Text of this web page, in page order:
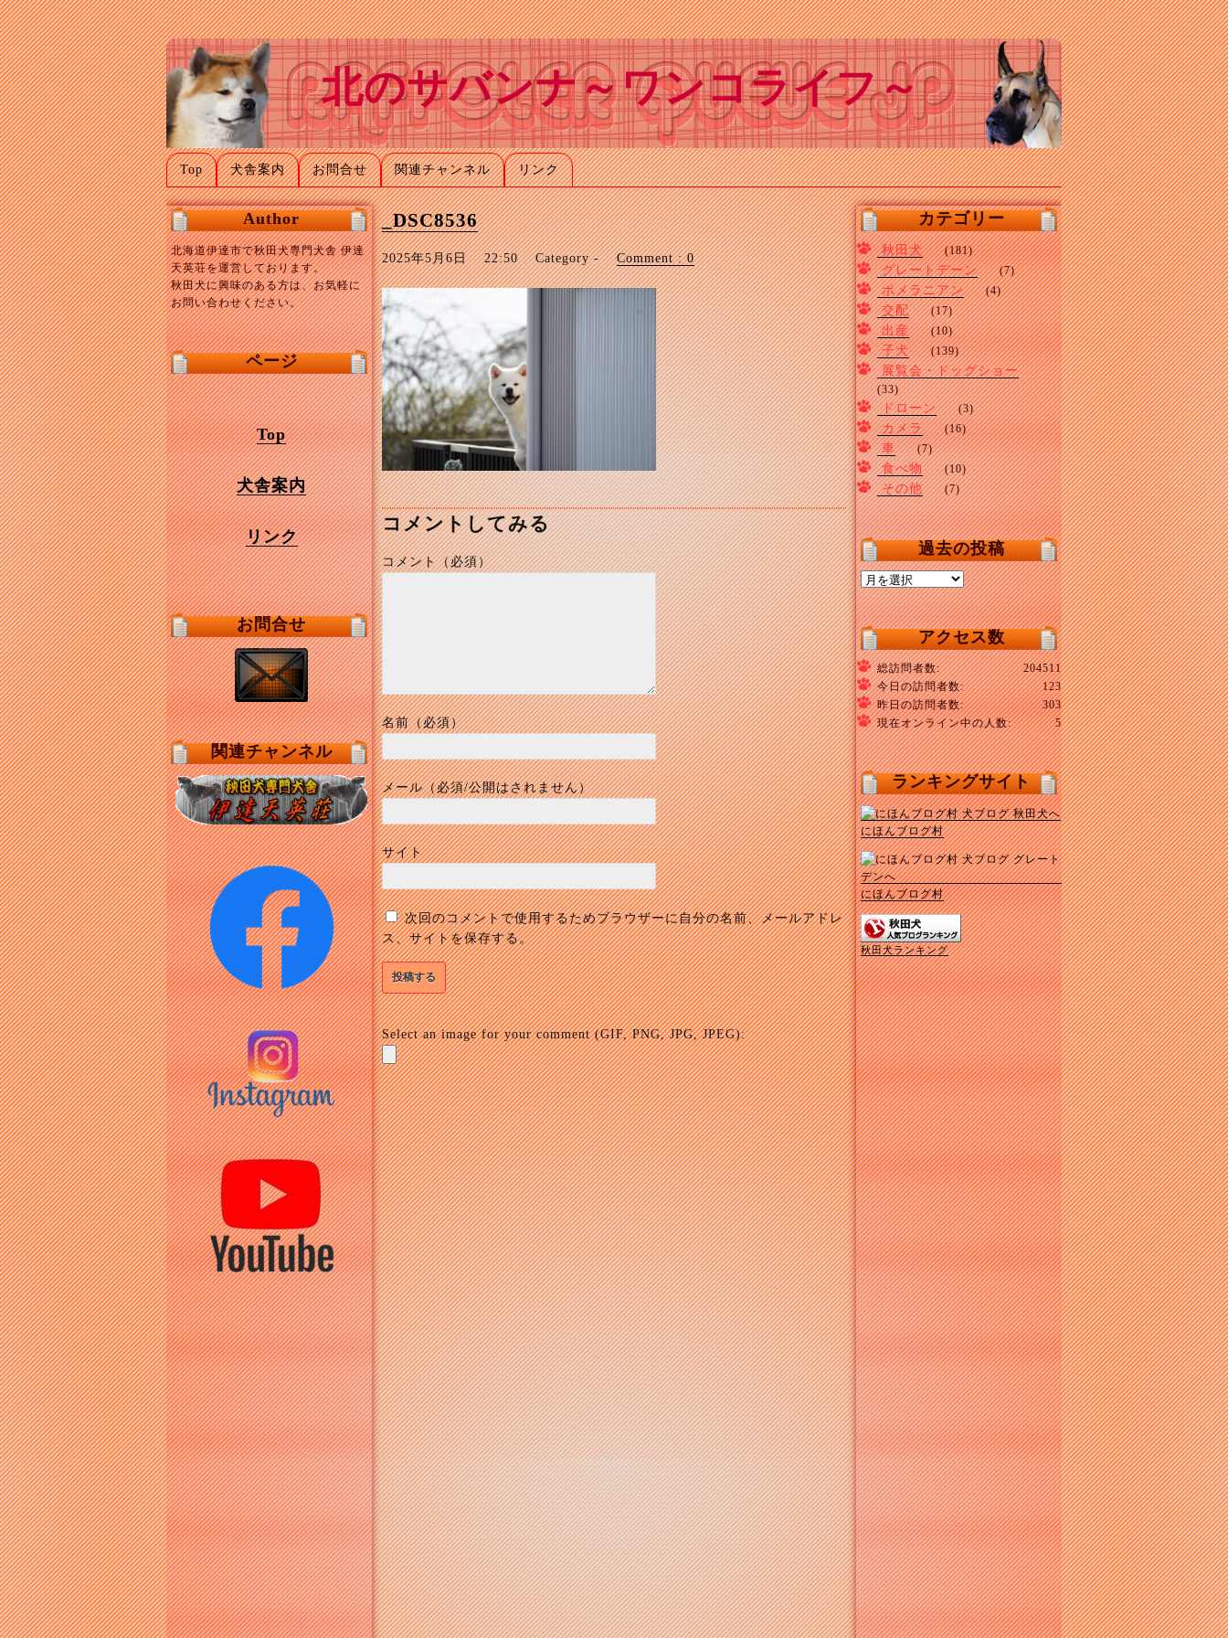
北のサバンナ～ワンコライフ～
Top 犬舎案内 お問合せ 関連チャンネル リンク
Author
北海道伊達市で秋田犬専門犬舎 伊達
天英荘を運営しております。
秋田犬に興味のある方は、お気軽に
お問い合わせください。
ページ
Top
犬舎案内
リンク
お問合せ
関連チャンネル
_DSC8536
2025年5月6日 22:50 Category - Comment : 0
コメントしてみる
コメント（必須）
名前（必須）
メール（必須/公開はされません）
サイト
次回のコメントで使用するためブラウザーに自分の名前、メールアドレ
ス、サイトを保存する。
Select an image for your comment (GIF, PNG, JPG, JPEG):
カテゴリー
秋田犬 (181)
グレートデーン (7)
ポメラニアン (4)
交配 (17)
出産 (10)
子犬 (139)
展覧会・ドッグショー
(33)
ドローン (3)
カメラ (16)
車 (7)
食べ物 (10)
その他 (7)
過去の投稿
過
去
の
投
稿
アクセス数
204511
総訪問者数:
123
今日の訪問者数:
303
昨日の訪問者数:
5
現在オンライン中の人数:
ランキングサイト
にほんブログ村
にほんブログ村
秋田犬ランキング